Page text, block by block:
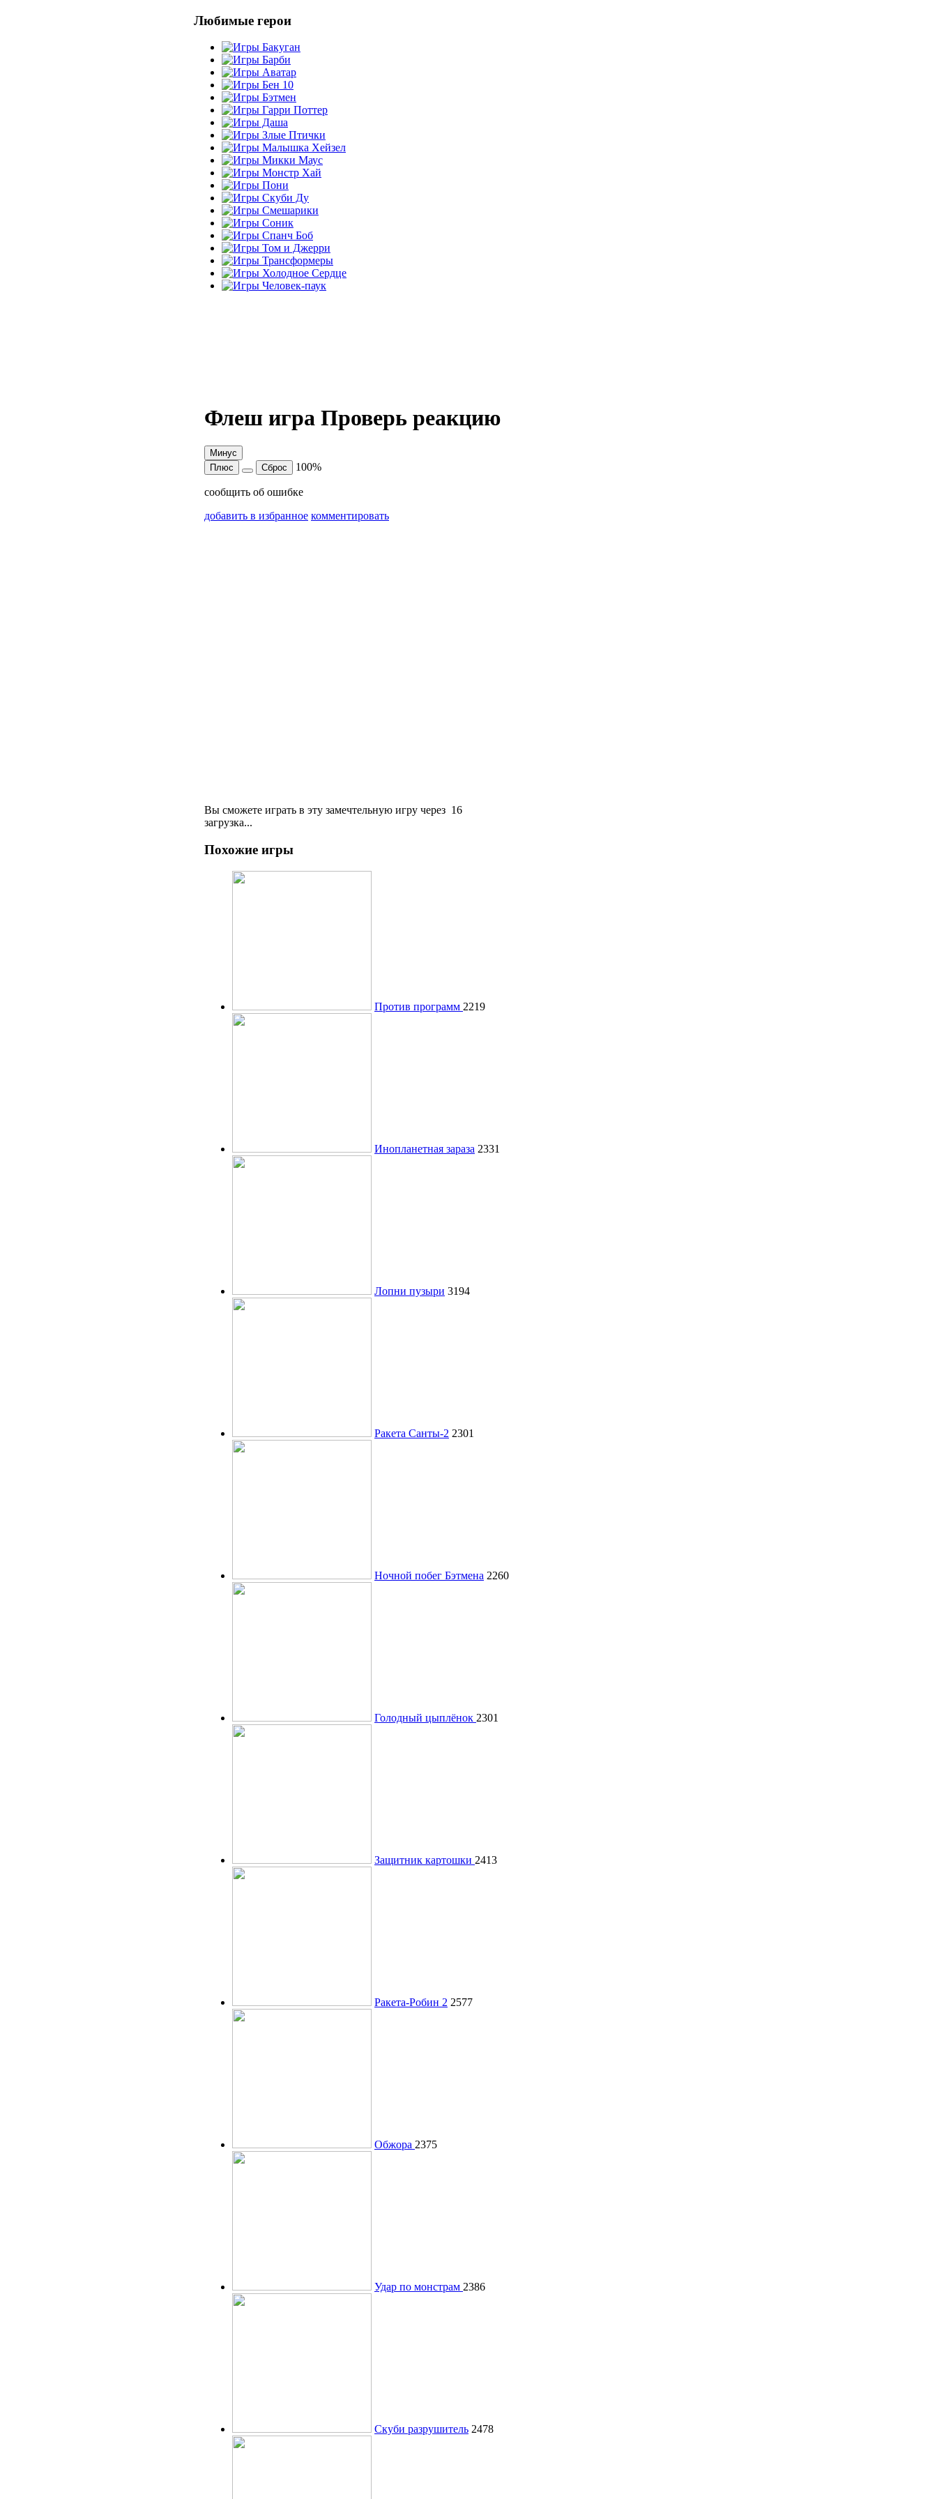
Любимые герои
Флеш игра Проверь реакцию
Минус
Плюс
Сброс 100%
сообщить об ошибке
добавить в избранное комментировать
Вы сможете играть в эту замечтельную игру через 16
загрузка...
Похожие игры
Против программ 2219
Инопланетная зараза 2331
Лопни пузыри 3194
Ракета Санты-2 2301
Ночной побег Бэтмена 2260
Голодный цыплёнок 2301
Защитник картошки 2413
Ракета-Робин 2 2577
Обжора 2375
Удар по монстрам 2386
Скуби разрушитель 2478